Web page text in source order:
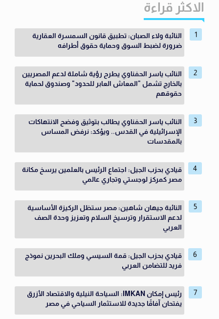
الاكثر قراءة
النائبة ولاء الصبان: تطبيق قانون السمسرة العقارية
ضرورة لضبط السوق وحماية حقوق أطرافه
النائب ياسر الحفناوي يطرح رؤية شاملة لدعم المصريين
بالخارج تشمل "المعاش العابر للحدود" وصندوق لحماية
حقوقهم
النائب ياسر الحفناوي يطالب بتوثيق وفضح الانتهاكات
الإسرائيلية في القدس.. ويؤكد: نرفض المساس
بالمقدسات
قيادي بحزب الجيل: اجتماع الرئيس بالعلمين يرسخ مكانة
مصر كمركز لوجستي وتجاري عالمي
النائبة جيهان شاهين: مصر ستظل الركيزة الأساسية
لدعم الاستقرار وترسيخ السلام وتعزيز وحدة الصف
العربي
قيادي بحزب الجيل: قمة السيسي وملك البحرين نموذج
فريد للتضامن العربي
رئيس إمكان IMKAN: السياحة النيلية والاقتصاد الأزرق
يفتحان آفاقًا جديدة للاستثمار السياحي في مصر